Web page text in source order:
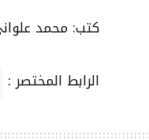
كتب: محمد
الرابط المختصر :